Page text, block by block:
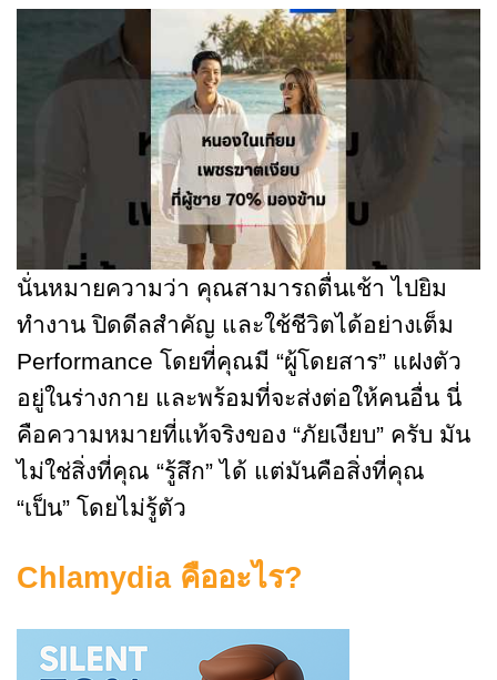
นั่นหมายความว่า คุณสามารถตื่นเช้า ไปยิม
ทำงาน ปิดดีลสำคัญ และใช้ชีวิตได้อย่างเต็ม
Performance โดยที่คุณมี “ผู้โดยสาร” แฝงตัว
อยู่ในร่างกาย และพร้อมที่จะส่งต่อให้คนอื่น นี่
คือความหมายที่แท้จริงของ “ภัยเงียบ” ครับ มัน
ไม่ใช่สิ่งที่คุณ “รู้สึก” ได้ แต่มันคือสิ่งที่คุณ
“เป็น” โดยไม่รู้ตัว
Chlamydia คืออะไร?